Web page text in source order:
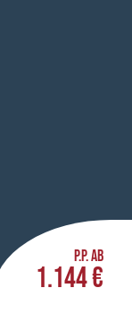
P.P. AB
1.144 €